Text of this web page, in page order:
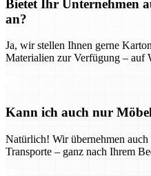
Bietet Ihr Unternehmen
an?
Ja, wir stellen Ihnen gerne
Materialien zur Verfügung – auf
Kann ich auch nur
Natürlich! Wir übernehmen
Transporte – ganz nach Ihrem